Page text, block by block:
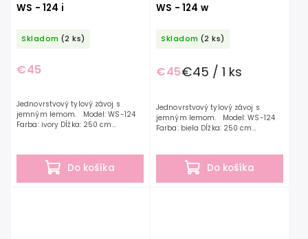
WS - 124 i
Skladom (2 ks)
€45
Do košíka
Jednovrstvový tylový závoj s
jemným lemom. Model: WS-124
Farba: ivory Dĺžka: 250 cm
WS - 124 w
Skladom (2 ks)
€45€45 / 1 ks
Do košíka
Jednovrstvový tylový závoj s
jemným lemom. Model: WS-124
Farba: biela Dĺžka: 250 cm